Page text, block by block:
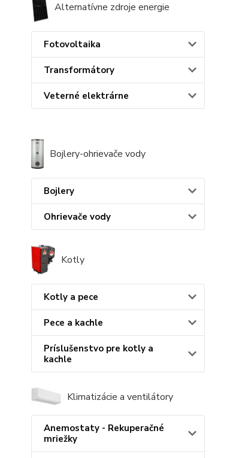
Alternatívne zdroje energie
Fotovoltaika
Transformátory
Veterné elektrárne
Bojlery-ohrievače vody
Bojlery
Ohrievače vody
Kotly
Kotly a pece
Pece a kachle
Príslušenstvo pre kotly a
kachle
Klimatizácie a ventilátory
Anemostaty - Rekuperačné
mriežky